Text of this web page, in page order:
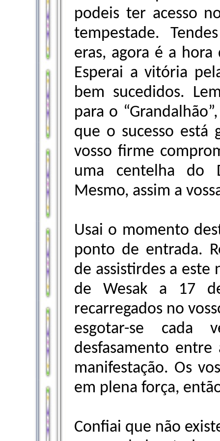
podeis ter acesso
tempestade.
eras, agora é a
Esperai a vitória
bem sucedidos.
para o
que o sucesso está
vosso firme
uma centelha do
Mesmo, assim a
Usai o momento
ponto de entrada.
de assistirdes a este
de Wesak a 17
recarregados no
esgotar-se
desfasamento entre
manifestação. Os
em plena força,
Confiai que não